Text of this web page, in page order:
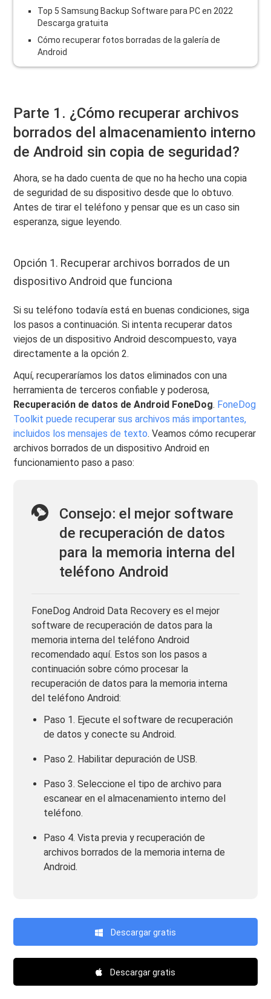
Top 5 Samsung Backup Software para PC en 2022
Descarga gratuita
Cómo recuperar fotos borradas de la galería de
Android
Parte 1. ¿Cómo recuperar archivos
borrados del almacenamiento interno
de Android sin copia de seguridad?
Ahora, se ha dado cuenta de que no ha hecho una copia
de seguridad de su dispositivo desde que lo obtuvo.
Antes de tirar el teléfono y pensar que es un caso sin
esperanza, sigue leyendo.
Opción 1. Recuperar archivos borrados de un
dispositivo Android que funciona
Si su teléfono todavía está en buenas condiciones, siga
los pasos a continuación. Si intenta recuperar datos
viejos de un dispositivo Android descompuesto, vaya
directamente a la opción 2.
Aquí, recuperaríamos los datos eliminados con una
herramienta de terceros confiable y poderosa,
Recuperación de datos de Android FoneDog. FoneDog
Toolkit puede recuperar sus archivos más importantes,
incluidos los mensajes de texto. Veamos cómo recuperar
archivos borrados de un dispositivo Android en
funcionamiento paso a paso:
Consejo: el mejor software
de recuperación de datos
para la memoria interna del
teléfono Android
FoneDog Android Data Recovery es el mejor
software de recuperación de datos para la
memoria interna del teléfono Android
recomendado aquí. Estos son los pasos a
continuación sobre cómo procesar la
recuperación de datos para la memoria interna
del teléfono Android:
Paso 1. Ejecute el software de recuperación
de datos y conecte su Android.
Paso 2. Habilitar depuración de USB.
Paso 3. Seleccione el tipo de archivo para
escanear en el almacenamiento interno del
teléfono.
Paso 4. Vista previa y recuperación de
archivos borrados de la memoria interna de
Android.
Descargar gratis
Descargar gratis